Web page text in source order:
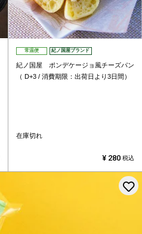
常温便 紀ノ国屋ブランド
紀ノ国屋 ポンデケージョ風チーズパン
（ D+3 / 消費期限：出荷日より3日間）
在庫切れ
¥ 280 税込